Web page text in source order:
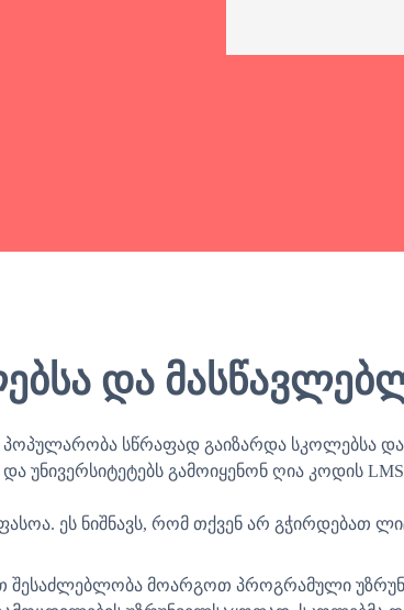
და
პოპულარობა სწრაფად გაიზარდა სკოლებსა
გამოიყენონ ღია კოდის LMS
ეს ნიშნავს, რომ თქვენ არ გჭირდებათ
შესაძლებლობა მოარგოთ პროგრამული